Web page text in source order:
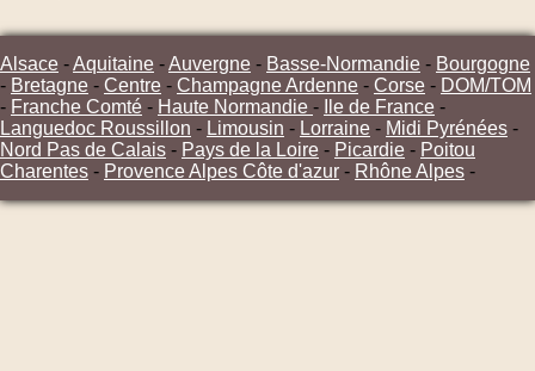
Alsace -Aquitaine -Auvergne - Basse-Normandie - Bourgogne
- Bretagne - Centre - Champagne Ardenne - Corse - DOM/TOM
- Franche Comté - Haute Normandie - Ile de France -
Languedoc Roussillon - Limousin - Lorraine - Midi Pyrénées -
Nord Pas de Calais - Pays de la Loire - Picardie - Poitou
Charentes - Provence Alpes Côte d'azur - Rhône Alpes -